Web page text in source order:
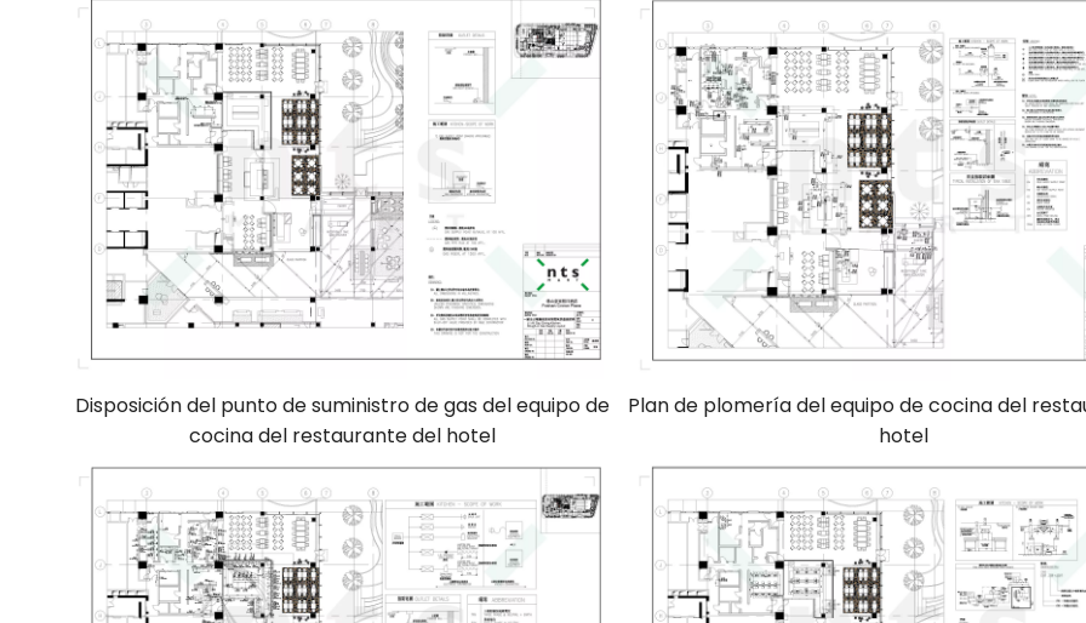
Disposición del punto de suministro de gas del equipo de
cocina del restaurante del hotel
Plan de plomería del equipo de cocina del
hotel